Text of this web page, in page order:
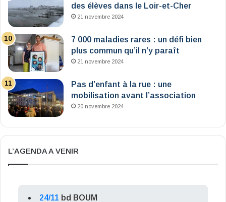
des élèves dans le Loir-et-Cher
21 novembre 2024
7 000 maladies rares : un défi bien
plus commun qu’il n’y paraît
21 novembre 2024
Pas d’enfant à la rue : une
mobilisation avant l’association
20 novembre 2024
L’AGENDA A VENIR
24/11 bd BOUM